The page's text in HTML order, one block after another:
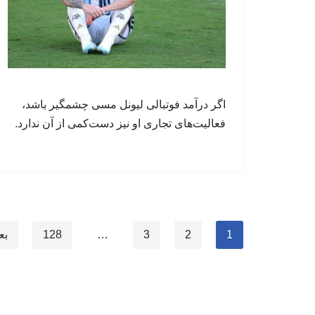
اگر درآمد فوتبالی لیونل مسی چشمگیر باشد،
فعالیت‌های تجاری او نیز دست‌کمی از آن ندارد.
1
2
3
…
128